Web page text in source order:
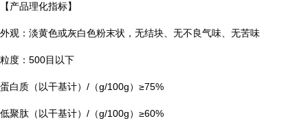
【产品理化指标】
外观：淡黄色或灰白色粉末状，无结块、无不良气味、无苦味
粒度：500目以下
蛋白质（以干基计）/（g/100g）≥75%
低聚肽（以干基计）/（g/100g）≥60%